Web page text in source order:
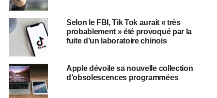
Selon le FBI, Tik Tok aurait « très
probablement » été provoqué par la
fuite d’un laboratoire chinois
Apple dévoile sa nouvelle collection
d’obsolescences programmées